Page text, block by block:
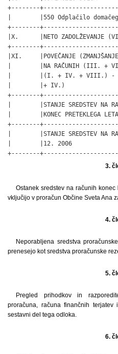
3.
Ostanek sredstev na računih
vključijo v proračun Občine Sveta Ana
4.
Neporabljena sredstva
prenesejo kot sredstva proračunske
5.
Pregled prihodkov in
proračuna, računa finančnih
sestavni del tega odloka.
6.